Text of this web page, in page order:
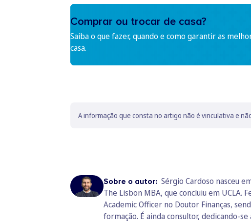
Comprar ou trocar de casa?
Saiba o que fazer, quando e como garantir as
casa.
A informação que consta no artigo não é vinculativa e
Sobre o autor: Sérgio Cardoso nasceu
The Lisbon MBA, que concluiu em
Academic Officer no Doutor Finanças,
formação. É ainda consultor, dedicando-